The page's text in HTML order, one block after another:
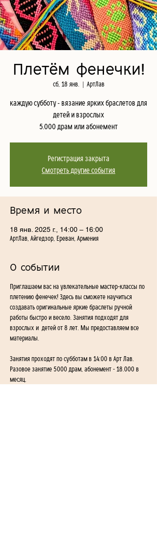
Плетём фенечки!
сб, 18 янв. АртЛав
каждую субботу - вязание ярких браслетов для
детей и взрослых
5.000 драм или абонемент
Регистрация закрыта
Смотреть другие события
Время и место
18 янв. 2025 г., 14:00 – 16:00
АртЛав, Айгедзор, Ереван, Армения
О событии
Приглашаем вас на увлекательные мастер-классы по
плетению фенечек! Здесь вы сможете научиться
создавать оригинальные яркие браслеты ручной
работы быстро и весело. Занятия подходят для
взрослых и  детей от 8 лет. Мы предоставляем все
материалы.
Занятия проходят по субботам в 14:00 в Арт Лав.
Разовое занятие 5000 драм, абонемент - 18.000 в
месяц.